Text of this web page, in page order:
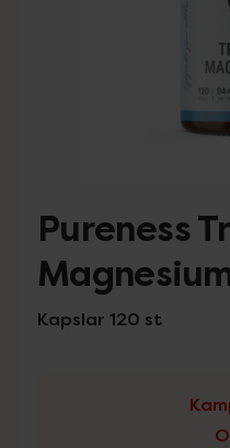
Pureness
Kapslar 120 st